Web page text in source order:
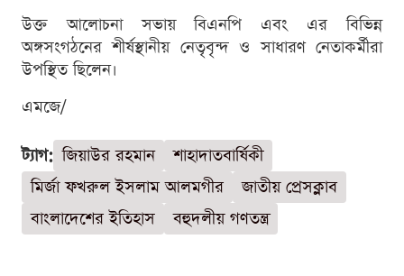
উক্ত আলোচনা সভায় বিএনপি এবং এর বিভিন্ন
অঙ্গসংগঠনের শীর্ষস্থানীয় নেতৃবৃন্দ ও সাধারণ নেতাকর্মীরা
উপস্থিত ছিলেন।
এমজে/
ট্যাগ: জিয়াউর রহমান
শাহাদাতবার্ষিকী
মির্জা ফখরুল ইসলাম আলমগীর
জাতীয় প্রেসক্লাব
বাংলাদেশের ইতিহাস
বহুদলীয় গণতন্ত্র